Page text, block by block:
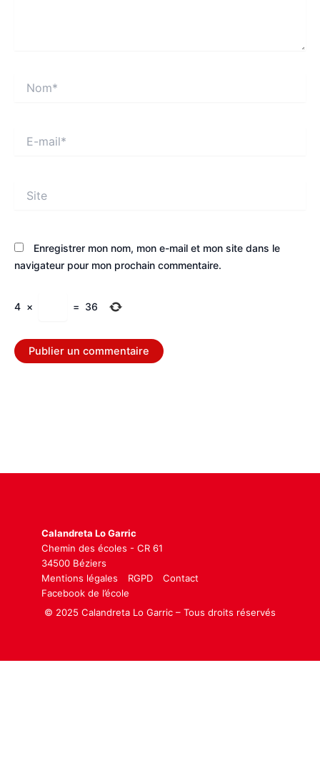
mail*
Enregistrer mon nom, mon e-mail et mon site dans le
navigateur pour mon prochain commentaire.
4 × = 36
Calandreta Lo Garric
Chemin des écoles - CR 61
34500 Béziers
Mentions légales
RGPD
Contact
Facebook de l’école
© 2025 Calandreta Lo Garric – Tous droits réservés